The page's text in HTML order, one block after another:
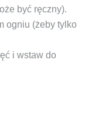
być ręczny).
ogniu (żeby tylko
i wstaw do